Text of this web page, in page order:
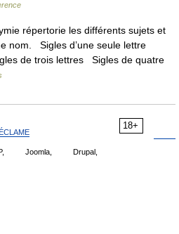
répertorie les différents sujets et
nom. Sigles d’une seule lettre
de trois lettres Sigles de quatre
18+
Joomla,
Drupal,